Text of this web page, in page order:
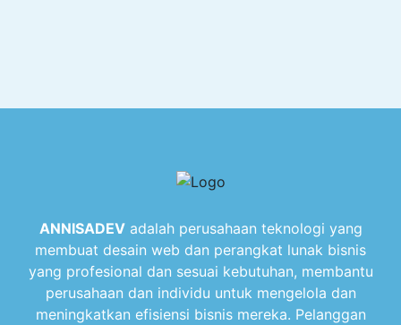
ANNISADEVadalah perusahaan teknologi yang
membuat desain web dan perangkat lunak bisnis
yang profesional dan sesuai kebutuhan, membantu
perusahaan dan individu untuk mengelola dan
meningkatkan efisiensi bisnis mereka. Pelanggan